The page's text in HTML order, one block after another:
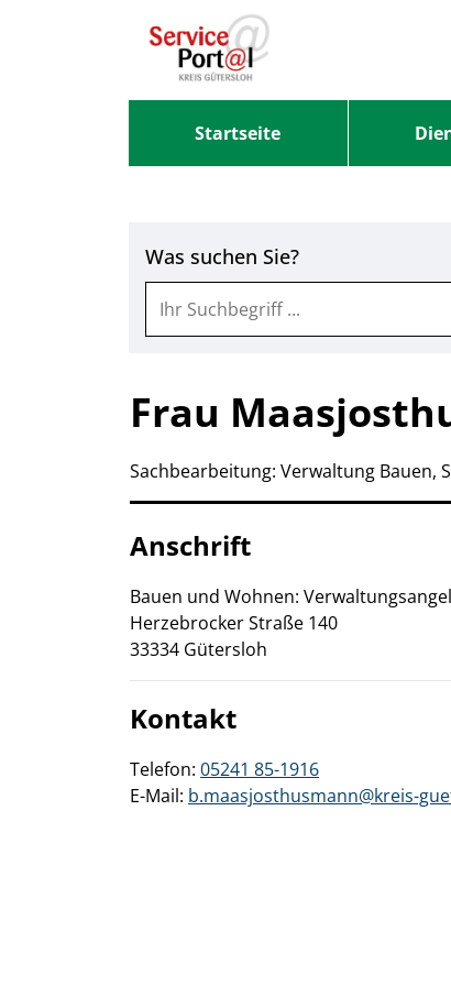
Zum Hauptinhalt springen
Startseite
Was suchen Sie?
Frau
Sachbearbeitung: Verwaltung Bauen,
Anschrift
Bauen und Wohnen:
Herzebrocker Straße 140
33334 Gütersloh
Kontakt
Telefon: 05241 85-1916
E-Mail: b.maasjosthusmann@kreis-